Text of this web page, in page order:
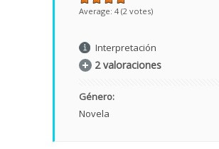
Average: 4 (2 votes)
Interpretación
2 valoraciones
Género:
Novela